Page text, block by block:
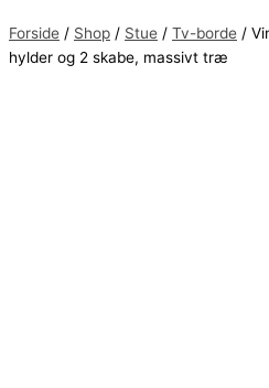
Forside / Shop / Stue / Tv-borde /
hylder og 2 skabe, massivt træ